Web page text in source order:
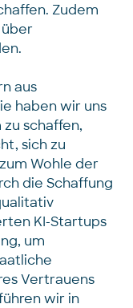
Zudem
über
aus
haben wir uns
schaffen,
sich zu
Wohle der
die Schaffung
KI-Startups
um
Vertrauens
wir in